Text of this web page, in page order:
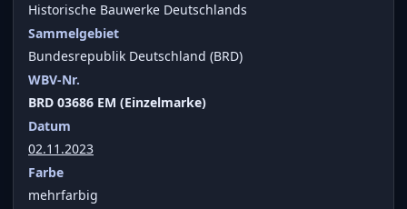
Historische Bauwerke Deutschlands
Sammelgebiet
Bundesrepublik Deutschland (BRD)
WBV-Nr.
BRD 03686 EM (Einzelmarke)
Datum
02.11.2023
Farbe
mehrfarbig